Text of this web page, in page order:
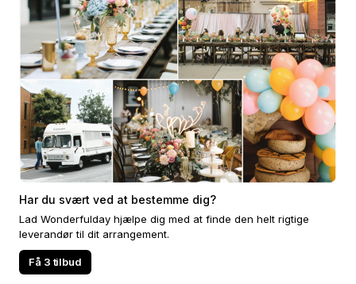
Har du svært ved at bestemme dig?
Lad Wonderfulday hjælpe dig med at finde den helt rigtige
leverandør til dit arrangement.
Få 3 tilbud